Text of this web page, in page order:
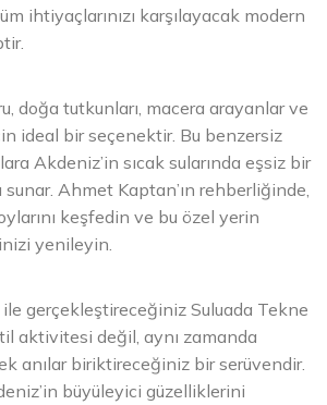
ihtiyaçlarınızı karşılayacak modern
doğa tutkunları, macera arayanlar ve
ideal bir seçenektir. Bu benzersiz
Akdeniz’in sıcak sularında eşsiz bir
sunar. Ahmet Kaptan’ın rehberliğinde,
keşfedin ve bu özel yerin
yenileyin.
gerçekleştireceğiniz Suluada Tekne
aktivitesi değil, aynı zamanda
anılar biriktireceğiniz bir serüvendir.
büyüleyici güzelliklerini